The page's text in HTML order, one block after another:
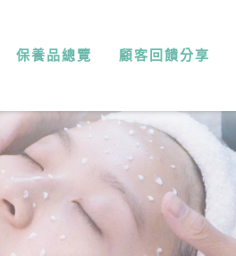
保養品總覽 顧客回饋分享